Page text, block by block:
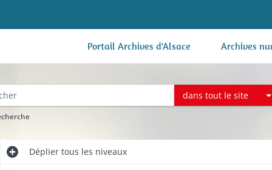
Portail Archives d'Alsace Archives
dans tout le site
Dépliertous les niveaux